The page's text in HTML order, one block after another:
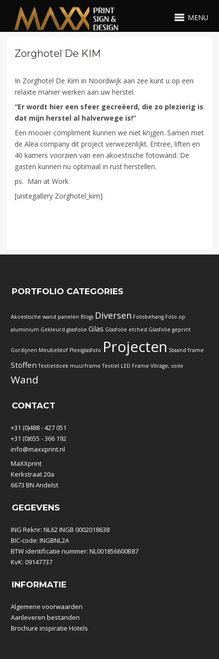
MENU
Zorghotel De KIM
In Zorghotel De Kim in Noordwijk aan zee kunt u op een
relaxte manier werken aan uw herstel.
“Er wordt hier een sfeer gecreëerd, die zo plezierig is
dat mijn herstel al halverwege is!”
Een mooier compliment kunnen we niet krijgen. Samen met
de Alea company dit project verwezenlijkt. Entree, liften en
40 kamers voorzien van een akoestische fotowand. De
gasten kunnen nu optimaal in rust herstellen.
ps. Man at Work
[unitegallery Zorghotel_kim]
PORTFOLIO CATEGORIES
Akoestische wand panelen Blogs Diversen Fotobehang Foto op
aluminium Gekleurd glasfolie Glas Glasfolie etched Glasfolie geprint
Gordijnen Meubelstof Plexiglasfoto Projecten Staand frame
Stoffen Textieldoek muurframe Textiel LED Frame Vitrage, voile
Wand
CONTACT
+31 (0)488 - 427 051
+31 (0)655 - 366 192
info@maxxprint.nl
MaXXprint
Kerkstraat 20a
6673 BN Andelst
GEGEVENS
ING Reknr: NL62 INGB 0002018638
BIC-code: INGBNL2A
BTW identificatie nummer: NL001856600B87
KvK: 09147737
INFORMATIE
Algemene voorwaarden
Aanleveren bestanden
Brochure inspiratie Hotels